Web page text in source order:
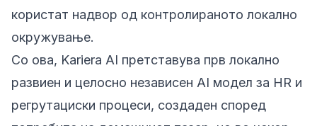
користат надвор од контролираното локално
окружување.
Со ова, Kariera AI претставува прв локално
развиен и целосно независен AI модел за HR и
регрутациски процеси, создаден според